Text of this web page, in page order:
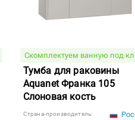
Скомплектуем ванную под
Тумба для раковины
Aquanet Франка 105
Слоновая кость
Страна-производитель: